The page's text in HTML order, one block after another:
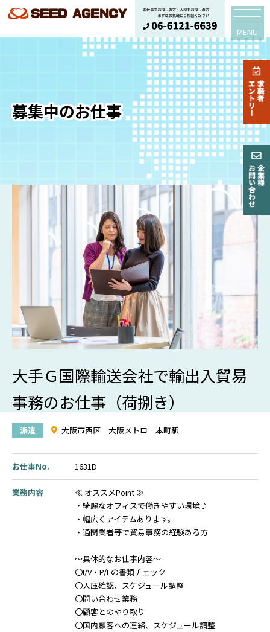
MENU
募集中のお仕事
大手Ｇ国際輸送会社で輸出入貿易
事務のお仕事（荷捌き）
派遣 大阪市西区 大阪メトロ 本町駅
お仕事No. 1631D
業務内容
≪ オススメPoint ≫
・綺麗なオフィスで働きやすい環境♪
・幅広くアイテムあります。
・通関業者等で貿易事務の経験ある方
～具体的なお仕事内容～
〇I/V・P/Lの書類チェック
〇入庫確認、スケジュール調整
〇問い合わせ業務
〇顧客とのやり取り
〇国内顧客への連絡、スケジュール調整